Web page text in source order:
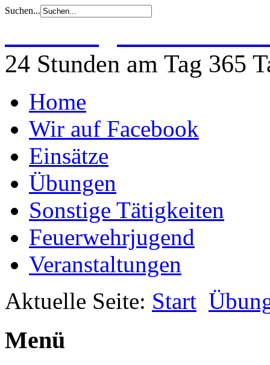
Suchen...
24 Stunden am Tag 365
Home
Wir auf Facebook
Einsätze
Übungen
Sonstige Tätigkeiten
Feuerwehrjugend
Veranstaltungen
Aktuelle Seite: Start
Menü